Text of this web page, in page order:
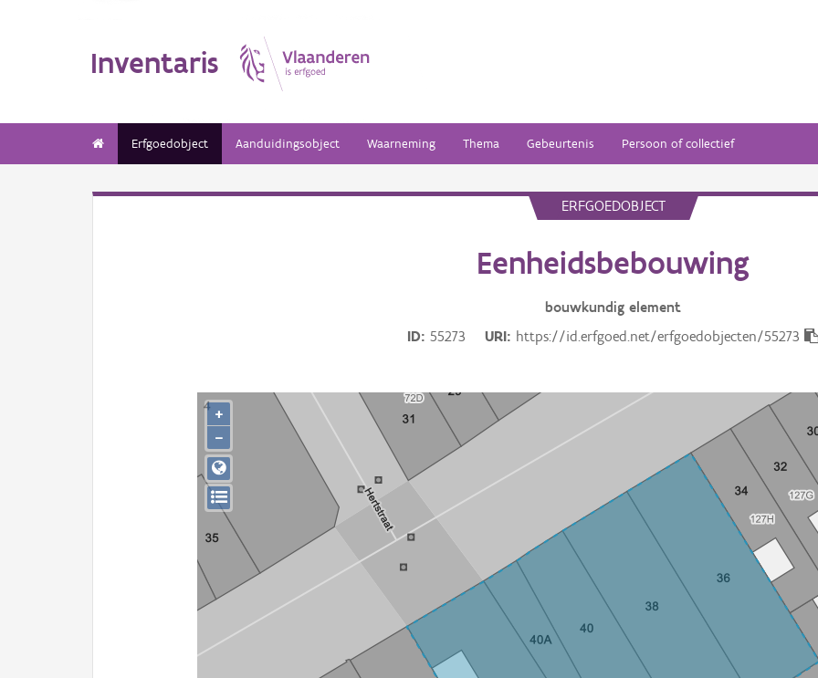
Inventaris
Erfgoedobject Aanduidingsobject Waarneming Thema Gebeurtenis Persoon of collectief
ERFGOEDOBJECT
Eenheidsbebouwing
bouwkundig element
ID
55273 URI https://id.erfgoed.net/erfgoedobjecten/55273
+
−